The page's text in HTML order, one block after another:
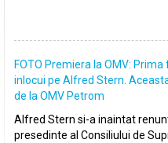
FOTO Premiera la OMV:
inlocui pe Alfred Stern.
de la OMV Petrom
Alfred Stern si-a inaintat
presedinte al Consiliului de